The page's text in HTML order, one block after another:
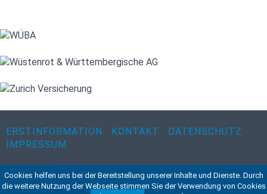
ERSTINFORMATION KONTAKT
DATENSCHUTZ
IMPRESSUM
Navigation
©2015 VWA - Verband Wirtschaft & Arzt Beratungs- &
Cookies helfen uns bei der Bereitstellung unserer Inhalte und Dienste. Durch
die weitere Nutzung der Webseite stimmen Sie der Verwendung von Cookies